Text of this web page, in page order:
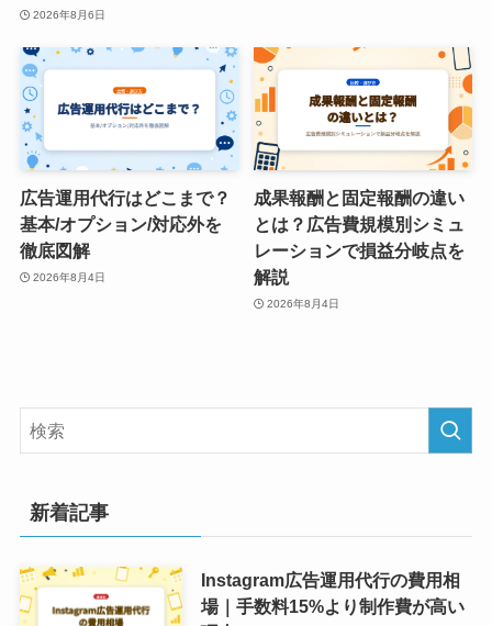
2026年8月6日
広告運用代行はどこまで？
基本/オプション/対応外を
徹底図解
2026年8月4日
成果報酬と固定報酬の違い
とは？広告費規模別シミュ
レーションで損益分岐点を
解説
2026年8月4日
新着記事
Instagram広告運用代行の費用相
場｜手数料15%より制作費が高い